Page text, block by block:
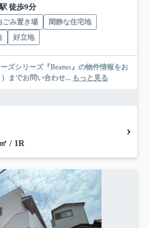
徒歩9分
ごみ置き場
閑静な住宅地
好立地
ズシリーズ『Beatus』の物件情報をお
までお問い合わせ... もっと見る
/ 1R